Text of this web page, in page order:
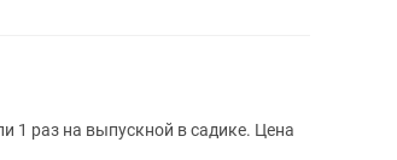
1 раз на выпускной в садике. Цена